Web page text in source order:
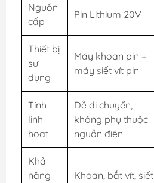
Nguồn
cấp
Pin Lithium 20V
Thiết bị
sử
dụng
Máy khoan pin +
máy siết vít pin
Tính
linh
hoạt
Dễ di chuyển,
không phụ thuộc
nguồn điện
Khả
năng
Khoan, bắt vít, siết